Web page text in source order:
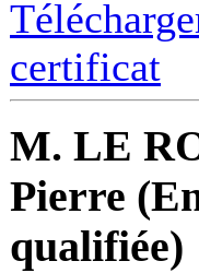
certificat
M. LE
Pierre
qualifiée)